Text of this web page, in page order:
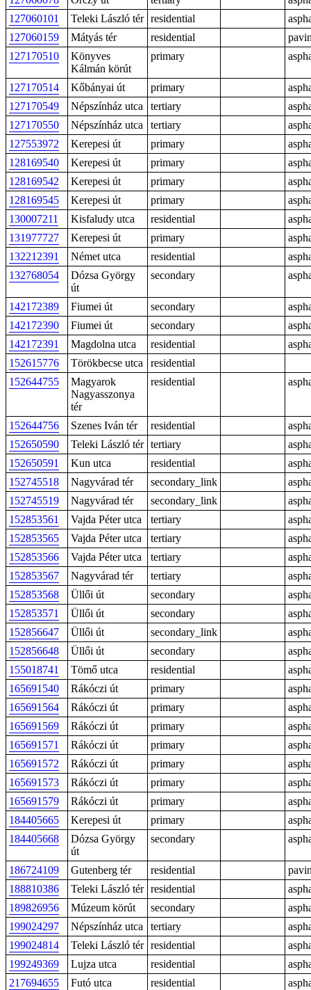
127060101
Teleki László tér residential
127060159
Mátyás tér residential
127170510
Könyves
Kálmán körút
primary
127170514 Kőbányai út primary
127170549
Népszínház utca tertiary
127170550
Népszínház utca tertiary
127553972
Kerepesi út primary
128169540
Kerepesi út primary
128169542
Kerepesi út primary
128169545
Kerepesi út primary
130007211
Kisfaludy utca residential
131977727
Kerepesi út primary
132212391
Német utca residential
132768054
Dózsa György
út
secondary
142172389 Fiumei út secondary
142172390
Fiumei út secondary
142172391
Magdolna utca residential
152615776
Törökbecse utca
residential
152644755
Magyarok
Nagyasszonya
tér
residential
152644756 Szenes Iván tér residential
152650590
Teleki László tér tertiary
152650591
Kun utca residential
152745518
Nagyvárad tér secondary_link
152745519
Nagyvárad tér secondary_link
152853561
Vajda Péter utca tertiary
152853565
Vajda Péter utca tertiary
152853566
Vajda Péter utca tertiary
152853567
Nagyvárad tér tertiary
152853568
Üllői út secondary
152853571
Üllői út secondary
152856647
Üllői út secondary_link
152856648
Üllői út secondary
155018741
Tömő utca residential
165691540
Rákóczi út primary
165691564
Rákóczi út primary
165691569
Rákóczi út primary
165691571
Rákóczi út primary
165691572
Rákóczi út primary
165691573
Rákóczi út primary
165691579
Rákóczi út primary
184405665
Kerepesi út primary
184405668
Dózsa György
út
secondary
186724109 Gutenberg tér residential
188810386
Teleki László tér residential
189826956
Múzeum körút secondary
199024297
Népszínház utca tertiary
199024814
Teleki László tér residential
199249369
Lujza utca residential
217694655
Futó utca residential